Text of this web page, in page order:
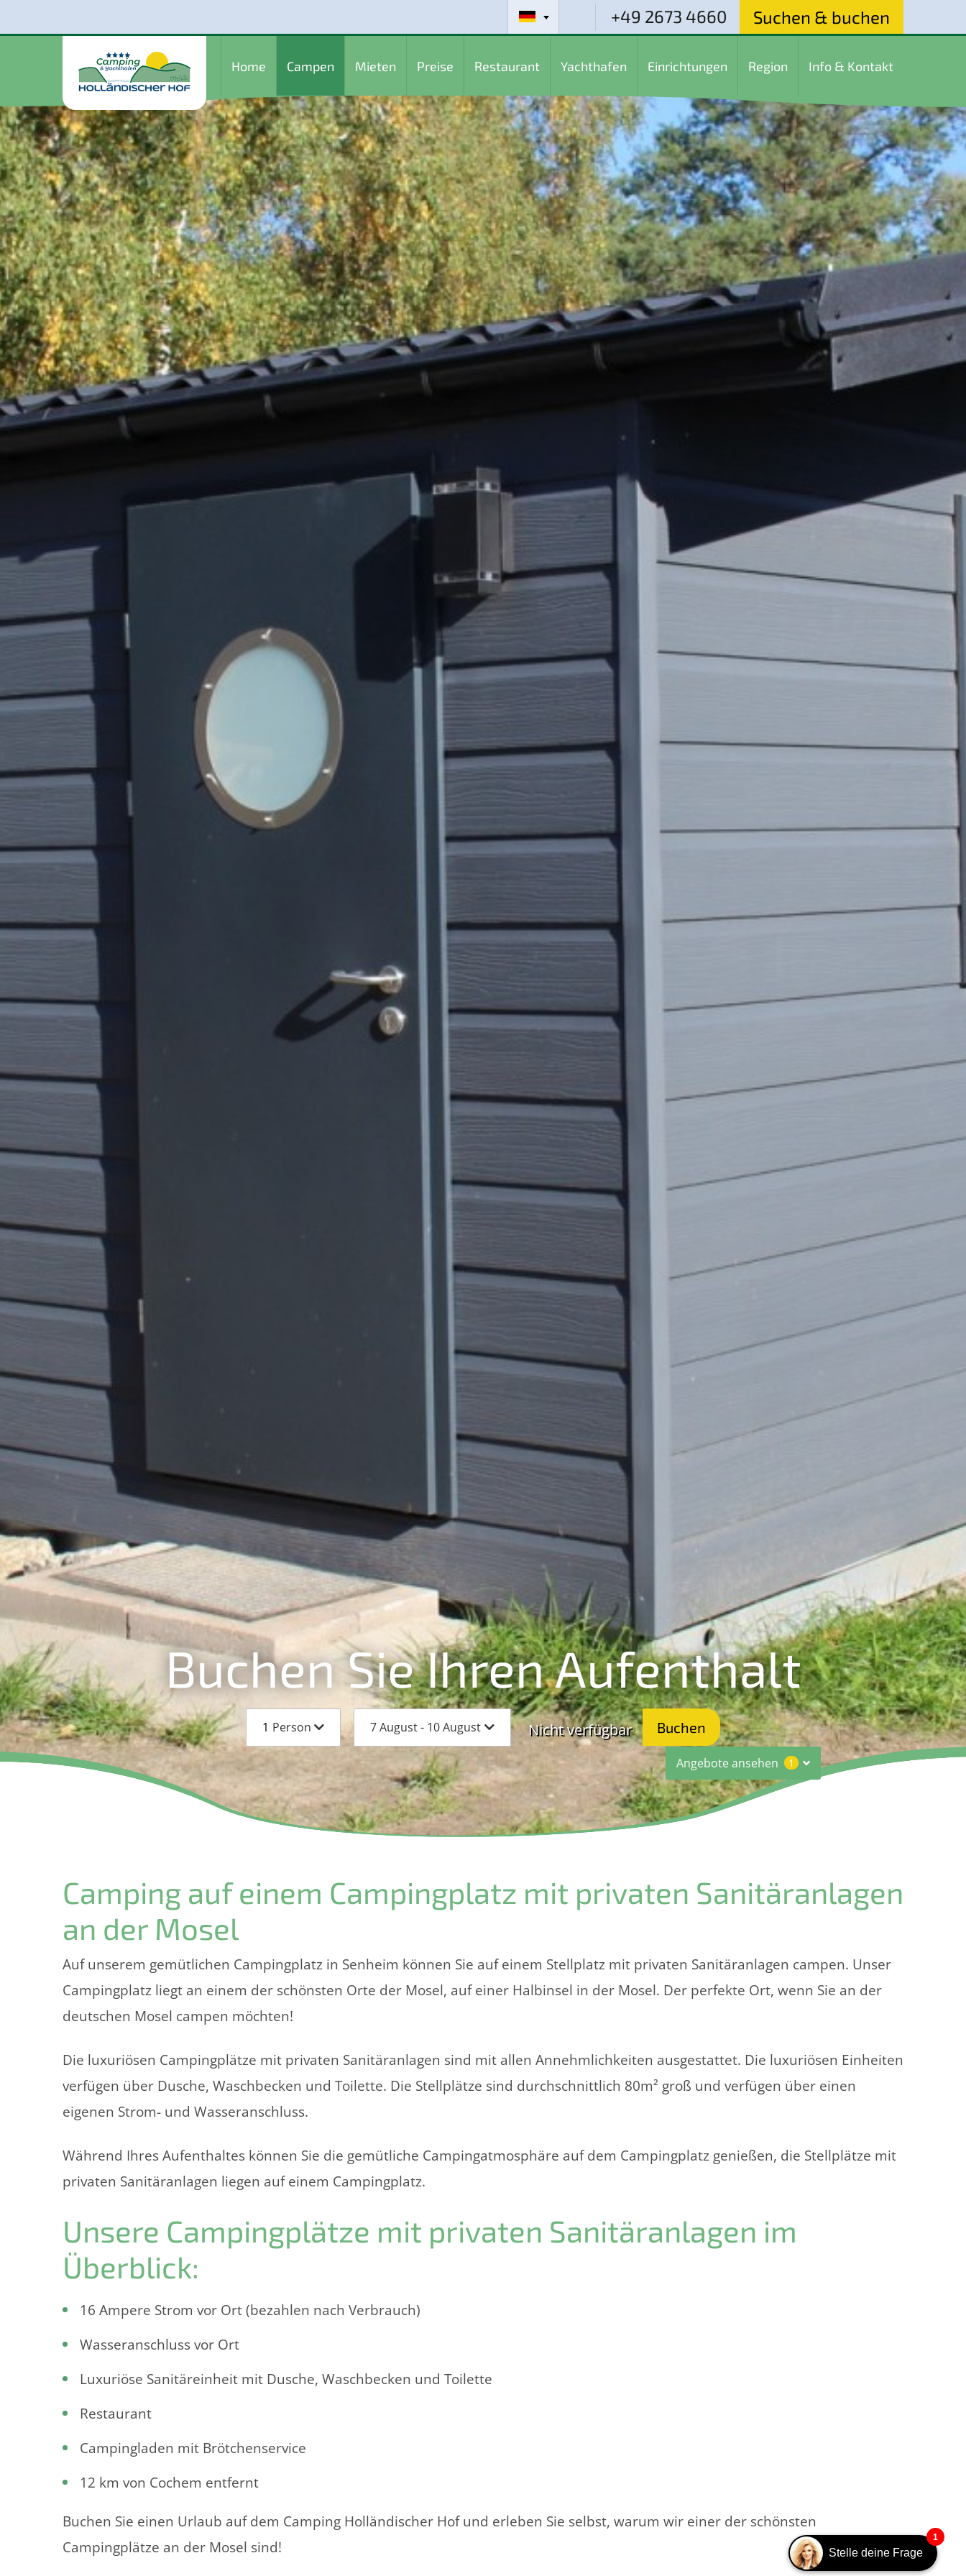
+49 2673 4660 Suchen & buchen
Home Campen Mieten Preise Restaurant Yachthafen Einrichtungen Region Info & Kontakt
Buchen Sie Ihren Aufenthalt
1 Person 7 August - 10 August Nicht verfügbar Buchen
Angebote ansehen 1
Camping auf einem Campingplatz mit privaten Sanitäranlagen
an der Mosel
Auf unserem gemütlichen Campingplatz in Senheim können Sie auf einem Stellplatz mit privaten Sanitäranlagen campen. Unser
Campingplatz liegt an einem der schönsten Orte der Mosel, auf einer Halbinsel in der Mosel. Der perfekte Ort, wenn Sie an der
deutschen Mosel campen möchten!
Die luxuriösen Campingplätze mit privaten Sanitäranlagen sind mit allen Annehmlichkeiten ausgestattet. Die luxuriösen Einheiten
verfügen über Dusche, Waschbecken und Toilette. Die Stellplätze sind durchschnittlich 80m² groß und verfügen über einen
eigenen Strom- und Wasseranschluss.
Während Ihres Aufenthaltes können Sie die gemütliche Campingatmosphäre auf dem Campingplatz genießen, die Stellplätze mit
privaten Sanitäranlagen liegen auf einem Campingplatz.
Unsere Campingplätze mit privaten Sanitäranlagen im
Überblick:
16 Ampere Strom vor Ort (bezahlen nach Verbrauch)
Wasseranschluss vor Ort
Luxuriöse Sanitäreinheit mit Dusche, Waschbecken und Toilette
Restaurant
Campingladen mit Brötchenservice
12 km von Cochem entfernt
Buchen Sie einen Urlaub auf dem Camping Holländischer Hof und erleben Sie selbst, warum wir einer der schönsten
Campingplätze an der Mosel sind!